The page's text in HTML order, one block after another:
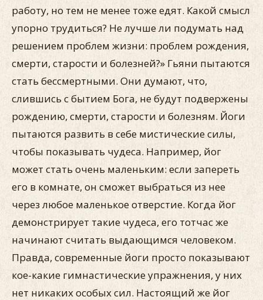
работу, но тем не менее тоже едят. Какой смысл
упорно трудиться? Не лучше ли подумать над
решением проблем жизни: проблем рождения,
смерти, старости и болезней?» Гьяни пытаются
стать бессмертными. Они думают, что,
слившись с бытием Бога, не будут подвержены
рождению, смерти, старости и болезням. Йоги
пытаются развить в себе мистические силы,
чтобы показывать чудеса. Например, йог
может стать очень маленьким: если запереть
его в комнате, он сможет выбраться из нее
через любое маленькое отверстие. Когда йог
демонстрирует такие чудеса, его тотчас же
начинают считать выдающимся человеком.
Правда, современные йоги просто показывают
кое-какие гимнастические упражнения, у них
нет никаких особых сил. Настоящий же йог